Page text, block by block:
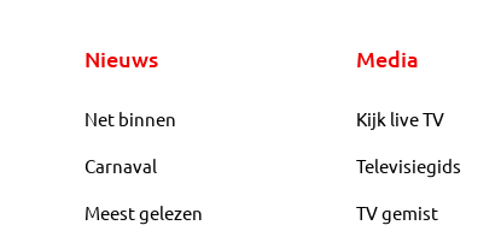
Nieuws
Net binnen
Carnaval
Meest gelezen
Media
Kijk live TV
Televisiegids
TV gemist